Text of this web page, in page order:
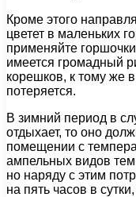
Кроме этого
цветет в маленьких
применяйте
имеется громадный
корешков, к тому же
потеряется.
В зимний период в
отдыхает, то оно
помещении с
ампельных видов
но наряду с этим
на пять часов в